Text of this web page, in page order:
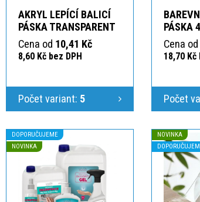
AKRYL LEPÍCÍ BALICÍ
PÁSKA TRANSPARENT
Cena od 10,41 Kč
8,60 Kč bez DPH
Počet variant: 5
PÁSKA
Cena od
18,70 Kč
Počet
DOPORUČUJEME
NOVINKA
NOVINKA